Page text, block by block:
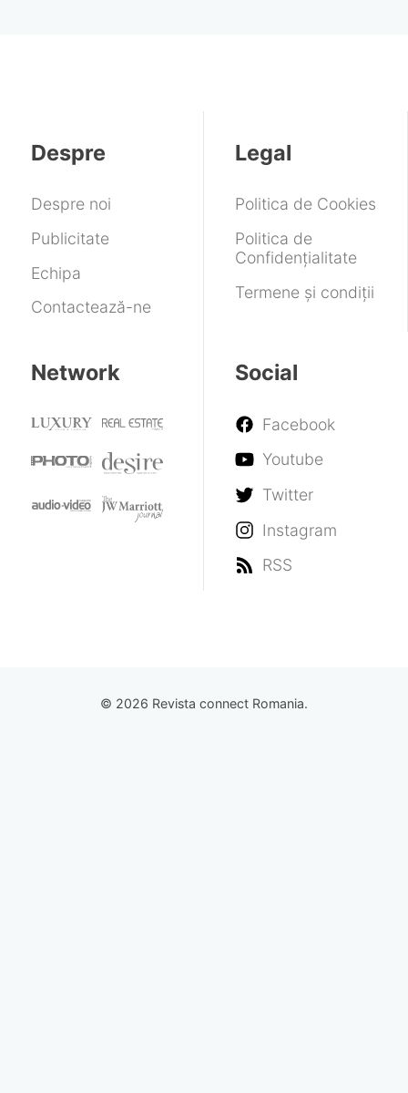
Despre
Despre noi
Publicitate
Echipa
Contactează-ne
Legal
Politica de Cookies
Politica de
Confidențialitate
Termene și condiții
Network Social
Facebook
Youtube
Twitter
Instagram
RSS
© 2026 Revista connect Romania.